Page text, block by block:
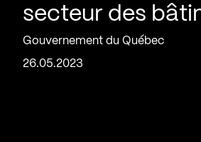
secteur des
Gouvernement du Québec
26.05.2023